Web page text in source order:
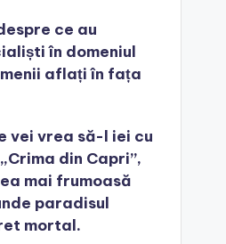
ce au
în domeniul
aflați în fața
vei vrea să-l iei cu
din Capri”,
mai frumoasă
paradisul
mortal.